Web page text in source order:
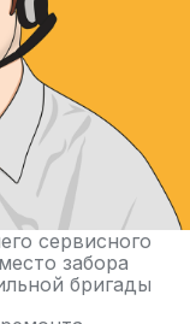
сервисного
забора
бригады